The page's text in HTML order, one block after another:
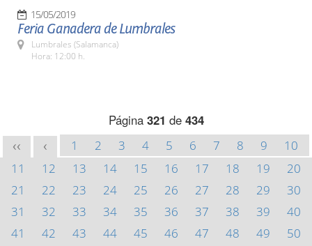
15/05/2019
Feria Ganadera de Lumbrales
Lumbrales (Salamanca)
Hora: 12:00 h.
Página 321 de 434
<< < 1 2 3 4 5 6 7 8 9
10
11
12 13 14 15 16 17 18 19
20
21
22 23 24 25 26 27 28 29
30
31
32 33 34 35 36 37 38 39
40
41
42 43 44 45 46 47 48 49
50